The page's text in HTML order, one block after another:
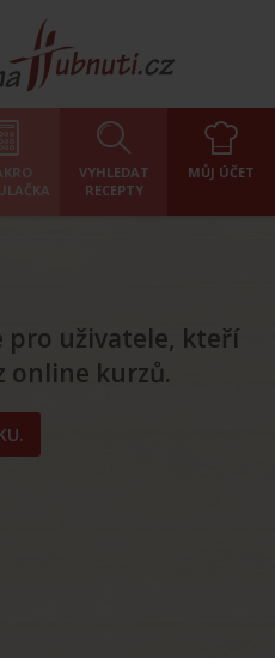
VYHLEDAT
RECEPTY
MŮJ ÚČET
pro uživatele, kteří
online kurzů.